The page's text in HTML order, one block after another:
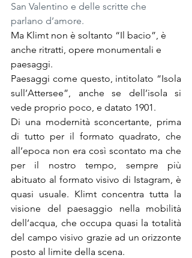
San Valentino e delle scritte che
parlano d’amore.
Ma Klimt non è soltanto “Il bacio”, è
anche ritratti, opere monumentali e
paesaggi.
Paesaggi come questo, intitolato “Isola
sull’Attersee”, anche se dell’isola si
vede proprio poco, e datato 1901.
Di una modernità sconcertante, prima
di tutto per il formato quadrato, che
all’epoca non era così scontato ma che
per il nostro tempo, sempre più
abituato al formato visivo di Istagram, è
quasi usuale. Klimt concentra tutta la
visione del paesaggio nella mobilità
dell’acqua, che occupa quasi la totalità
del campo visivo grazie ad un orizzonte
posto al limite della scena.